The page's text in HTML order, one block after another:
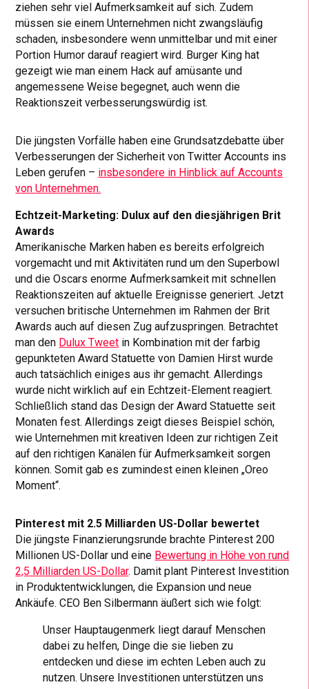
ziehen sehr viel Aufmerksamkeit auf sich. Zudem
müssen sie einem Unternehmen nicht zwangsläufig
schaden, insbesondere wenn unmittelbar und mit einer
Portion Humor darauf reagiert wird. Burger King hat
gezeigt wie man einem Hack auf amüsante und
angemessene Weise begegnet, auch wenn die
Reaktionszeit verbesserungswürdig ist.
Die jüngsten Vorfälle haben eine Grundsatzdebatte über
Verbesserungen der Sicherheit von Twitter Accounts ins
Leben gerufen – insbesondere in Hinblick auf Accounts
von Unternehmen.
Echtzeit-Marketing: Dulux auf den diesjährigen Brit
Awards
Amerikanische Marken haben es bereits erfolgreich
vorgemacht und mit Aktivitäten rund um den Superbowl
und die Oscars enorme Aufmerksamkeit mit schnellen
Reaktionszeiten auf aktuelle Ereignisse generiert. Jetzt
versuchen britische Unternehmen im Rahmen der Brit
Awards auch auf diesen Zug aufzuspringen. Betrachtet
man den Dulux Tweet in Kombination mit der farbig
gepunkteten Award Statuette von Damien Hirst wurde
auch tatsächlich einiges aus ihr gemacht. Allerdings
wurde nicht wirklich auf ein Echtzeit-Element reagiert.
Schließlich stand das Design der Award Statuette seit
Monaten fest. Allerdings zeigt dieses Beispiel schön,
wie Unternehmen mit kreativen Ideen zur richtigen Zeit
auf den richtigen Kanälen für Aufmerksamkeit sorgen
können. Somit gab es zumindest einen kleinen „Oreo
Moment“.
Pinterest mit 2.5 Milliarden US-Dollar bewertet
Die jüngste Finanzierungsrunde brachte Pinterest 200
Millionen US-Dollar und eine Bewertung in Höhe von rund
2,5 Milliarden US-Dollar. Damit plant Pinterest Investition
in Produktentwicklungen, die Expansion und neue
Ankäufe. CEO Ben Silbermann äußert sich wie folgt:
Unser Hauptaugenmerk liegt darauf Menschen
dabei zu helfen, Dinge die sie lieben zu
entdecken und diese im echten Leben auch zu
nutzen. Unsere Investitionen unterstützen uns